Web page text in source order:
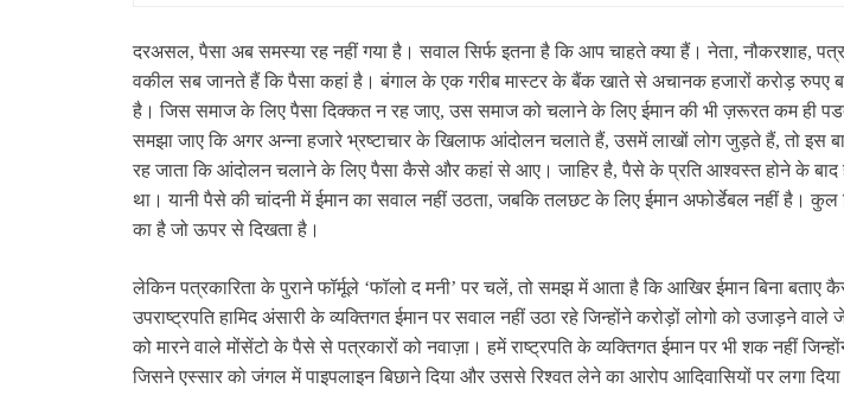
दरअसल, पैसा अब समस्‍या रह नहीं गया है। सवाल सिर्फ इतना है कि आप चाहते क्‍या हैं। नेता, नौकरशाह,
वकील सब जानते हैं कि पैसा कहां है। बंगाल के एक गरीब मास्‍टर के बैंक खाते से अचानक हजारों करोड़ रुपए
है। जिस समाज के लिए पैसा दिक्‍कत न रह जाए, उस समाज को चलाने के लिए ईमान की भी ज़रूरत कम ही
समझा जाए कि अगर अन्‍ना हजारे भ्रष्‍टाचार के खिलाफ आंदोलन चलाते हैं, उसमें लाखों लोग जुड़ते हैं, तो इस
रह जाता कि आंदोलन चलाने के लिए पैसा कैसे और कहां से आए। जाहिर है, पैसे के प्रति आश्‍वस्‍त होने के बाद
था। यानी पैसे की चांदनी में ईमान का सवाल नहीं उठता, जबकि तलछट के लिए ईमान अफोर्डेबल नहीं है।
का है जो ऊपर से दिखता है।
लेकिन पत्रकारिता के पुराने फॉर्मूले ‘फॉलो द मनी’ पर चलें, तो समझ में आता है कि आखिर ईमान बिना बताए
उपराष्‍ट्रपति हामिद अंसारी के व्‍यक्तिगत ईमान पर सवाल नहीं उठा रहे जिन्‍होंने करोड़ों लोगो को उजाड़ने
को मारने वाले मोंसेंटो के पैसे से पत्रकारों को नवाज़ा। हमें राष्‍ट्रपति के व्‍यक्तिगत ईमान पर भी शक नहीं
जिसने एस्‍सार को जंगल में पाइपलाइन बिछाने दिया और उससे रिश्‍वत लेने का आरोप आदिवासियों पर लगा